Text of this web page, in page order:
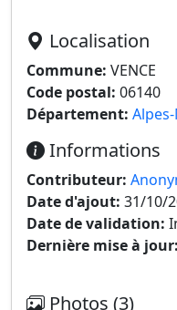
Localisation
Commune: VENCE
Code postal: 06140
Département:
Informations
Contributeur:
Date d'ajout: 31/10/
Date de validation:
Dernière mise à jour:
Photos (3)